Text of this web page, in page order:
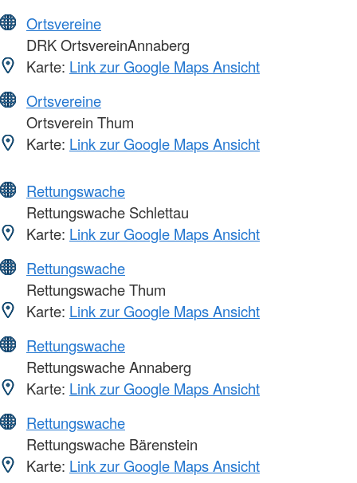
Ortsvereine
DRK OrtsvereinAnnaberg
Karte: Link zur Google Maps Ansicht
Ortsvereine
Ortsverein Thum
Karte: Link zur Google Maps Ansicht
Rettungswache
Rettungswache Schlettau
Karte: Link zur Google Maps Ansicht
Rettungswache
Rettungswache Thum
Karte: Link zur Google Maps Ansicht
Rettungswache
Rettungswache Annaberg
Karte: Link zur Google Maps Ansicht
Rettungswache
Rettungswache Bärenstein
Karte: Link zur Google Maps Ansicht